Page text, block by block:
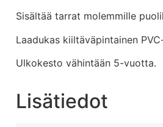
Sisältää tarrat molemmille
Laadukas kiiltäväpintainen
Ulkokesto vähintään 5-vuotta.
Lisätiedot